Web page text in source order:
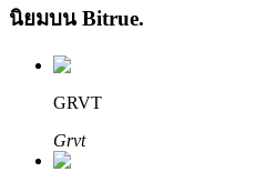
ลงทุนอัตโนมัติ
นิยมบน Bitrue.
GRVT
Grvt